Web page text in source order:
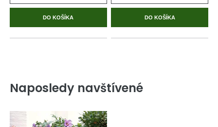
DO KOŠÍKA DO KOŠÍKA
Naposledy navštívené